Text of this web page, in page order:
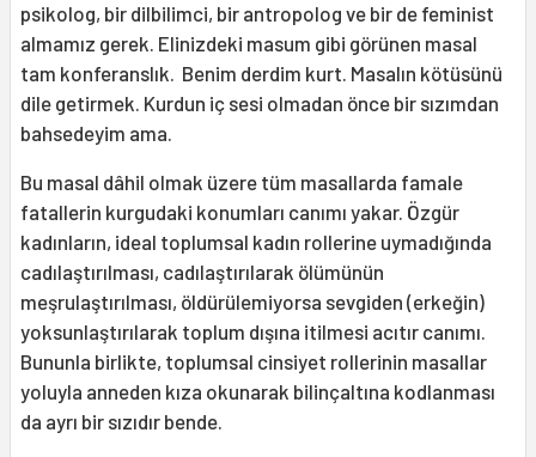
psikolog, bir dilbilimci, bir antropolog ve bir de feminist
almamız gerek. Elinizdeki masum gibi görünen masal
tam konferanslık. Benim derdim kurt. Masalın kötüsünü
dile getirmek. Kurdun iç sesi olmadan önce bir sızımdan
bahsedeyim ama.
Bu masal dâhil olmak üzere tüm masallarda famale
fatallerin kurgudaki konumları canımı yakar. Özgür
kadınların, ideal toplumsal kadın rollerine uymadığında
cadılaştırılması, cadılaştırılarak ölümünün
meşrulaştırılması, öldürülemiyorsa sevgiden (erkeğin)
yoksunlaştırılarak toplum dışına itilmesi acıtır canımı.
Bununla birlikte, toplumsal cinsiyet rollerinin masallar
yoluyla anneden kıza okunarak bilinçaltına kodlanması
da ayrı bir sızıdır bende.